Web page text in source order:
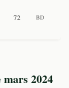
72 BD
2024